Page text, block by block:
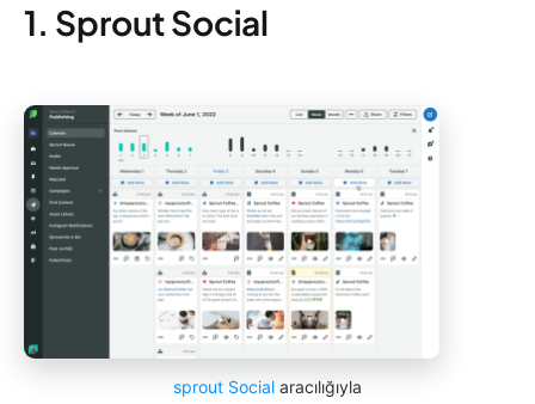
1. Sprout Social
sprout Social aracılığıyla